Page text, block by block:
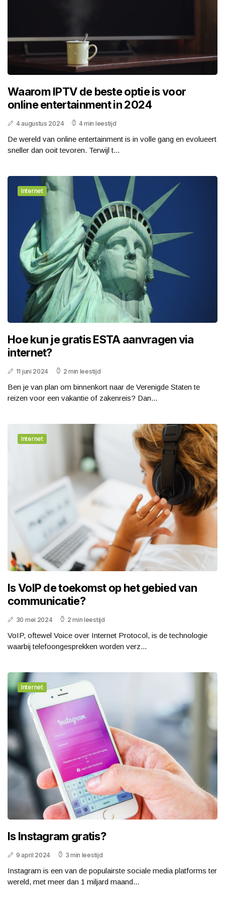
Waarom IPTV de beste optie is voor
online entertainment in 2024
4 augustus 2024 4 min leestijd
De wereld van online entertainment is in volle gang en evolueert
sneller dan ooit tevoren. Terwijl t...
Internet
Hoe kun je gratis ESTA aanvragen via
internet?
11 juni 2024 2 min leestijd
Ben je van plan om binnenkort naar de Verenigde Staten te
reizen voor een vakantie of zakenreis? Dan...
Internet
Is VoIP de toekomst op het gebied van
communicatie?
30 mei 2024 2 min leestijd
VoIP, oftewel Voice over Internet Protocol, is de technologie
waarbij telefoongesprekken worden verz...
Internet
Is Instagram gratis?
9 april 2024 3 min leestijd
Instagram is een van de populairste sociale media platforms ter
wereld, met meer dan 1 miljard maand...